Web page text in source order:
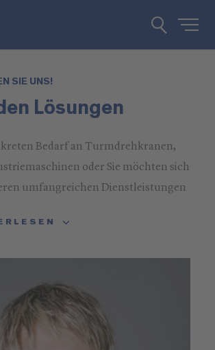
SIE UNS!
Lösungen
Bedarf an Turmdrehkranen,
oder Sie möchten sich
umfangreichen Dienstleistungen